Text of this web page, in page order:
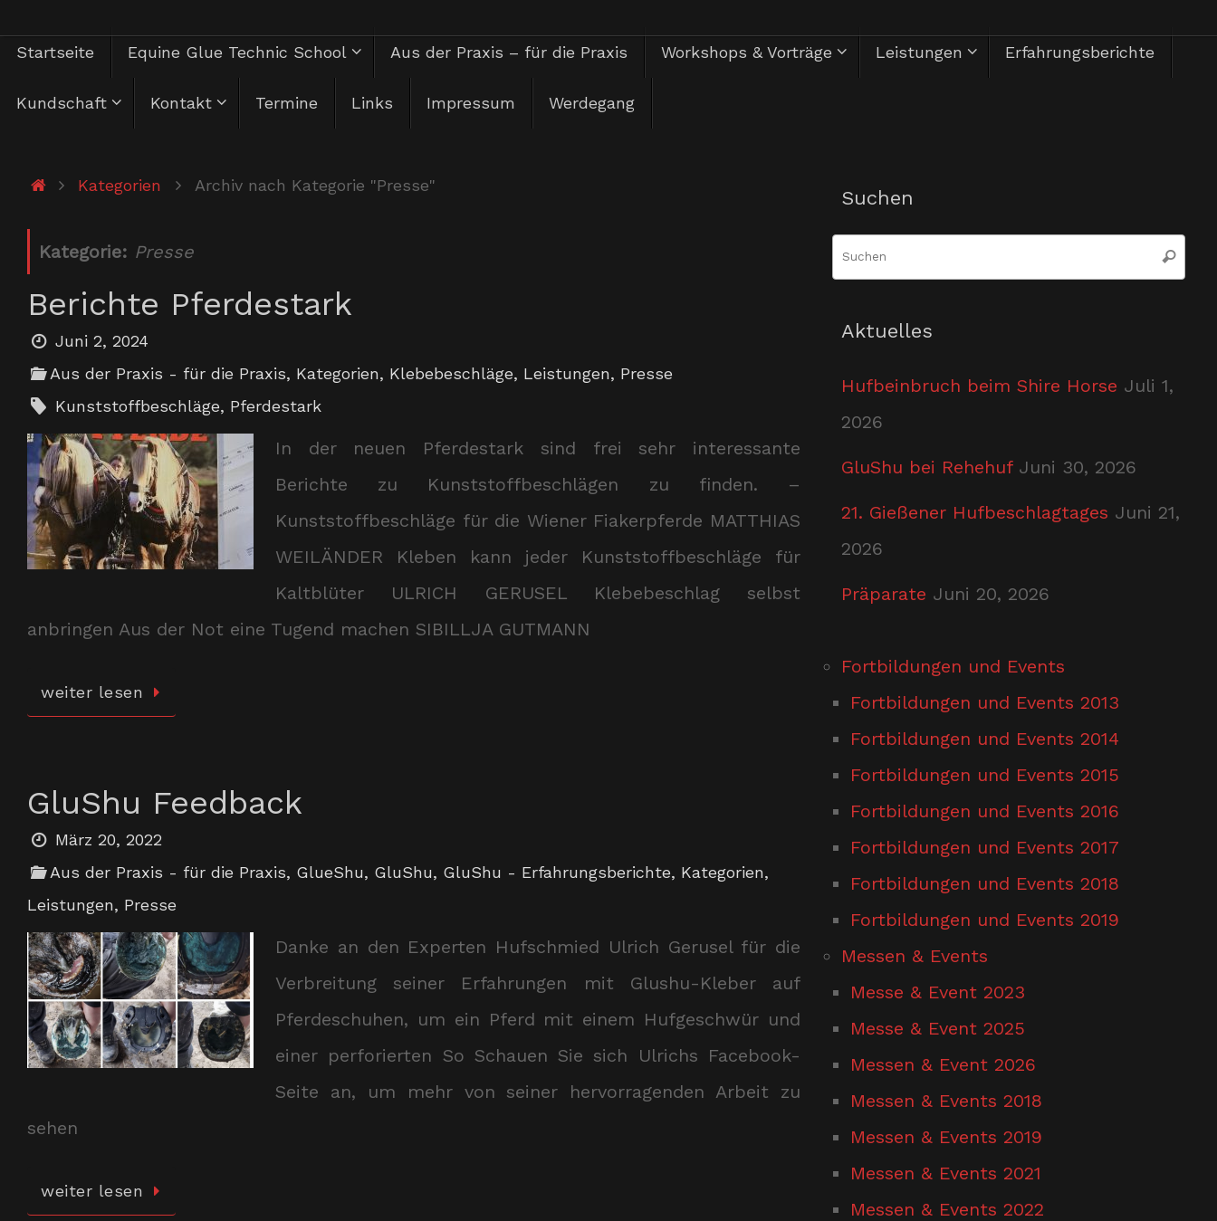
Zum
Herzlich Willkommen
Zum
InhaltStartseite Equine Glue Technic School Aus der Praxis – für die Praxis Workshops & Vorträge Leistungen Erfahrungsberichte
Kundschaft Kontakt Termine Links Impressum Werdegang
StartKategorien Archiv nach Kategorie "Presse"
Kategorie: Presse
Berichte Pferdestark
Juni 2, 2024
Aus der Praxis - für die Praxis, Kategorien, Klebebeschläge, Leistungen, Presse
Kunststoffbeschläge, Pferdestark
In der neuen Pferdestark sind frei sehr interessante
Berichte zu Kunststoffbeschlägen zu finden. –
Kunststoffbeschläge für die Wiener Fiakerpferde MATTHIAS
WEILÄNDER Kleben kann jeder Kunststoffbeschläge für
Kaltblüter ULRICH GERUSEL Klebebeschlag selbst
anbringen Aus der Not eine Tugend machen SIBILLJA GUTMANN
weiter lesen
GluShu Feedback
März 20, 2022
Aus der Praxis - für die Praxis, GlueShu, GluShu, GluShu - Erfahrungsberichte, Kategorien,
Leistungen, Presse
Danke an den Experten Hufschmied Ulrich Gerusel für die
Verbreitung seiner Erfahrungen mit Glushu-Kleber auf
Pferdeschuhen, um ein Pferd mit einem Hufgeschwür und
einer perforierten So Schauen Sie sich Ulrichs Facebook-
Seite an, um mehr von seiner hervorragenden Arbeit zu
sehen
weiter lesen
Suchen
Suchen
Aktuelles
Hufbeinbruch beim Shire Horse Juli 1,
2026
GluShu bei Rehehuf Juni 30, 2026
21. Gießener Hufbeschlagtages Juni 21,
2026
Präparate Juni 20, 2026
Fortbildungen und Events
Fortbildungen und Events 2013
Fortbildungen und Events 2014
Fortbildungen und Events 2015
Fortbildungen und Events 2016
Fortbildungen und Events 2017
Fortbildungen und Events 2018
Fortbildungen und Events 2019
Messen & Events
Messe & Event 2023
Messe & Event 2025
Messen & Event 2026
Messen & Events 2018
Messen & Events 2019
Messen & Events 2021
Messen & Events 2022